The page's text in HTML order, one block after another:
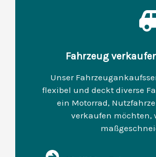
Fahrzeug
Unser
flexibel und deckt diverse
ein Motorrad,
verkaufen möchten,